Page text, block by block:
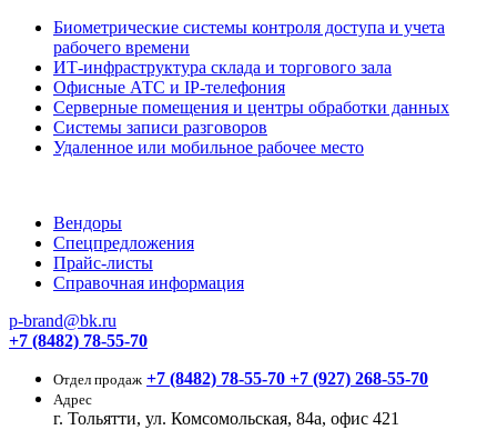
Биометрические системы контроля доступа и учета
рабочего времени
ИТ-инфраструктура склада и торгового зала
Офисные АТС и IP-телефония
Серверные помещения и центры обработки данных
Системы записи разговоров
Удаленное или мобильное рабочее место
Вендоры
Спецпредложения
Прайс-листы
Справочная информация
p-brand@bk.ru
+7 (8482) 78-55-70
Отдел продаж +7 (8482) 78-55-70 +7 (927) 268-55-70
Адрес
г. Тольятти, ул. Комсомольская, 84а, офис 421